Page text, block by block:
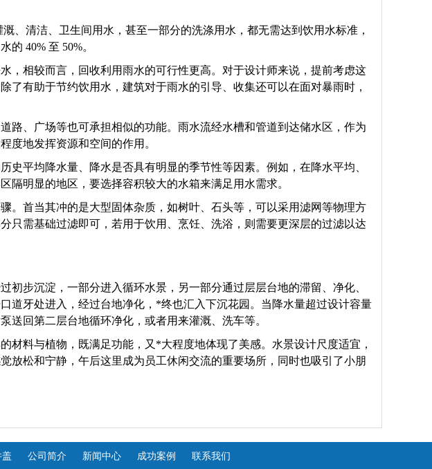
、清洁、卫生间用水，甚至一部分的洗涤用水，都无需达到饮用水标准，
40% 至 50%。
，相较而言，回收利用雨水的可行性更高。对于设计师来说，提前考虑这
了有助于节约饮用水，建筑对于雨水的引导、收集还可以在面对暴雨时，
路、广场等也可承担相似的功能。雨水流经水槽和管道到达储水区，作为
度地发挥资源和空间的作用。
史平均降水量、降水是否具有明显的季节性等因素。例如，在降水平均、
隔明显的地区，要选择容积较大的水箱来满足用水需求。
。首当其冲的是大型固体杂质，如树叶、石头等，可以采用滤网等物理方
只需基础过滤即可，若用于饮用、烹饪、洗浴，则需要更深层的过滤以达
初步沉淀，一部分进入循环水景，另一部分通过层层台地的滞留、净化、
道牙处进入，经过台地净化，*终也汇入下沉花园。当降水量超过设计容量
送回第二层台地循环净化，或者用来灌溉、洗车等。
材料与植物，既满足功能，又*大程度地体现了美感。水景设计尺度适宜，
放松和宁静，午后这里成为员工休闲交流的重要场所，同时也吸引了小朋
公司简介 新闻中心 成功案例 联系我们